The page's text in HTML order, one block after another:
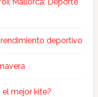
deportivo
el mejor kite?